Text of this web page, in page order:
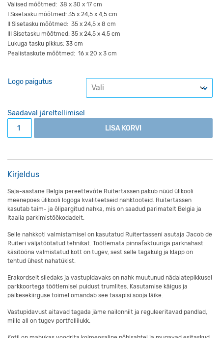
Välised mõõtmed: 38 x 30 x 17 cm
I Sisetasku mõõtmed: 35 x 24,5 x 4,5 cm
II Sisetasku mõõtmed: 35 x 24,5 x 8 cm
III Sisetasku mõõtmed: 35 x 24,5 x 4,5 cm
Lukuga tasku pikkus: 33 cm
Pealistaskute mõõtmed: 16 x 20 x 3 cm
Logo paigutus
Saadaval järeltellimisel
Nahkkott Professor III helepruun kogus
LISA KORVI
Kirjeldus
Saja-aastane Belgia pereettevõte Ruitertassen pakub nüüd ülikooli
meenepoes ülikooli logoga kvaliteetseid nahktooteid. Ruitertassen
kasutab taim- ja õlipargitud nahka, mis on saadud parimatelt Belgia ja
Itaalia parkimistöökodadelt.
Selle nahkkoti valmistamisel on kasutatud Ruitertasseni asutaja Jacob de
Ruiteri väljatöötatud tehnikat. Töötlemata pinnafaktuuriga parknahast
käsitööna valmistatud kott on tugev, sest selle tagakülg ja klapp on
tehtud ühest nahatükist.
Erakordselt siledaks ja vastupidavaks on nahk muutunud nädalatepikkusel
parkkoortega töötlemisel puidust trumlites. Kasutamise käigus ja
päikesekiirguse toimel omandab see tasapisi sooja läike.
Vastupidavust aitavad tagada jäme nailonniit ja reguleeritavad pandlad,
mille all on tugev portfellilukk.